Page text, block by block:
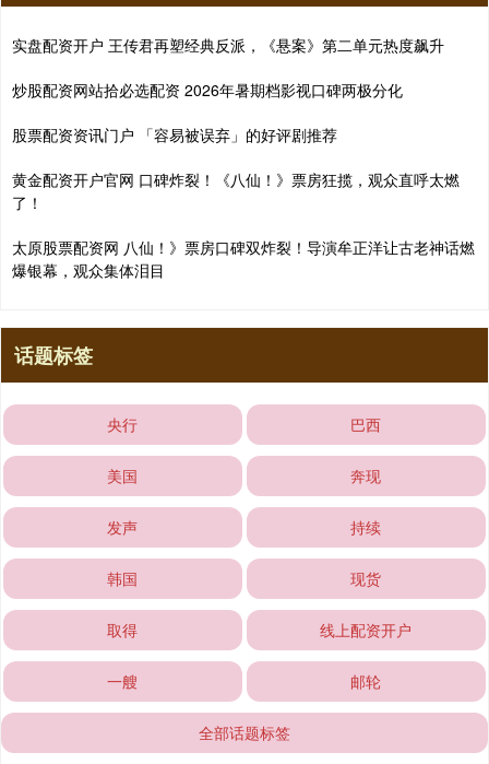
实盘配资开户 王传君再塑经典反派，《悬案》第二单元热度飙升
炒股配资网站拾必选配资 2026年暑期档影视口碑两极分化
股票配资资讯门户 「容易被误弃」的好评剧推荐
黄金配资开户官网 口碑炸裂！《八仙！》票房狂揽，观众直呼太燃
了！
太原股票配资网 八仙！》票房口碑双炸裂！导演牟正洋让古老神话燃
爆银幕，观众集体泪目
话题标签
央行 巴西
美国 奔现
发声 持续
韩国 现货
取得 线上配资开户
一艘 邮轮
全部话题标签